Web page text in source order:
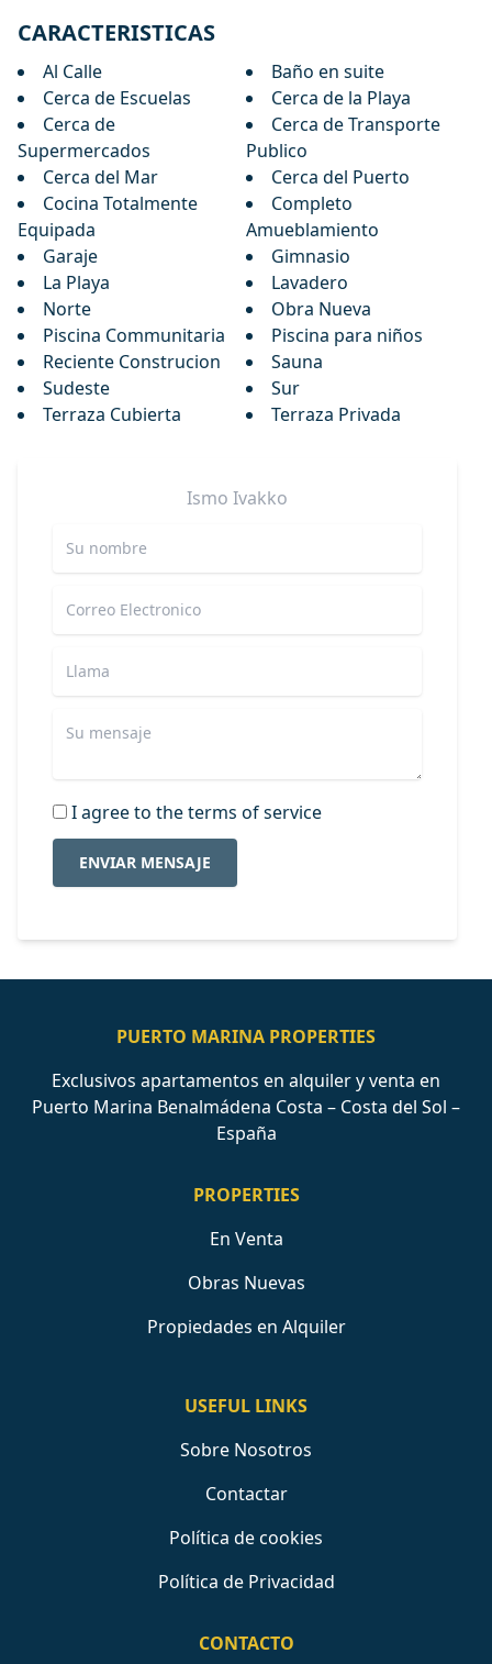
CARACTERISTICAS
Al Calle
Baño en suite
Cerca de Escuelas
Cerca de la Playa
Cerca de
Supermercados
Cerca de Transporte
Publico
Cerca del Mar
Cerca del Puerto
Cocina Totalmente
Equipada
Completo
Amueblamiento
Garaje
Gimnasio
La Playa
Lavadero
Norte
Obra Nueva
Piscina Communitaria
Piscina para niños
Reciente Construcion
Sauna
Sudeste
Sur
Terraza Cubierta
Terraza Privada
Ismo Ivakko
I agree to the terms of service
ENVIAR MENSAJE
PUERTO MARINA PROPERTIES
Exclusivos apartamentos en alquiler y venta en
Puerto Marina Benalmádena Costa – Costa del Sol –
España
PROPERTIES
En Venta
Obras Nuevas
Propiedades en Alquiler
USEFUL LINKS
Sobre Nosotros
Contactar
Política de cookies
Política de Privacidad
CONTACTO